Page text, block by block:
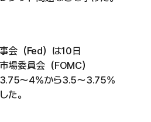
会（Fed）は10日
場委員会（FOMC）
～4%から3.5～3.75%
た。